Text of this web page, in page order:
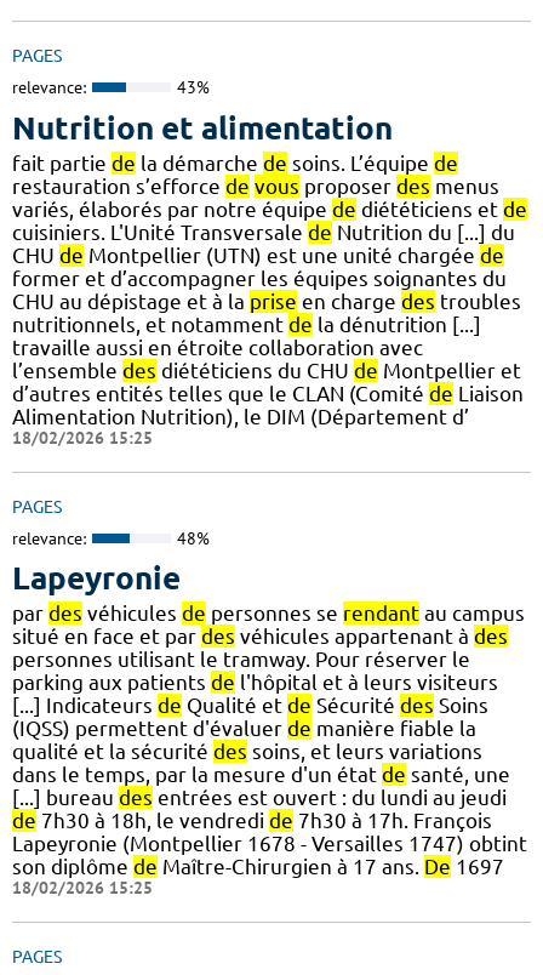
PAGES
relevance: 43%
Nutrition et alimentation
fait partie de la démarche de soins. L’équipe de
restauration s’efforce de vous proposer des menus
variés, élaborés par notre équipe de diététiciens et de
cuisiniers. L'Unité Transversale de Nutrition du [...] du
CHU de Montpellier (UTN) est une unité chargée de
former et d’accompagner les équipes soignantes du
CHU au dépistage et à la prise en charge des troubles
nutritionnels, et notamment de la dénutrition [...]
travaille aussi en étroite collaboration avec
l’ensemble des diététiciens du CHU de Montpellier et
d’autres entités telles que le CLAN (Comité de Liaison
Alimentation Nutrition), le DIM (Département d’
18/02/2026 15:25
PAGES
relevance: 48%
Lapeyronie
par des véhicules de personnes se rendant au campus
situé en face et par des véhicules appartenant à des
personnes utilisant le tramway. Pour réserver le
parking aux patients de l'hôpital et à leurs visiteurs
[...] Indicateurs de Qualité et de Sécurité des Soins
(IQSS) permettent d'évaluer de manière fiable la
qualité et la sécurité des soins, et leurs variations
dans le temps, par la mesure d'un état de santé, une
[...] bureau des entrées est ouvert : du lundi au jeudi
de 7h30 à 18h, le vendredi de 7h30 à 17h. François
Lapeyronie (Montpellier 1678 - Versailles 1747) obtint
son diplôme de Maître-Chirurgien à 17 ans. De 1697
18/02/2026 15:25
PAGES